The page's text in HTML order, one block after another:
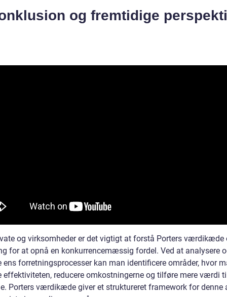
og fremtidige
og virksomheder er det vigtigt at forstå Porters værdikæde
for at opnå en konkurrencemæssig fordel. Ved at analysere
ens forretningsprocesser kan man identificere områder, hvor
effektiviteten, reducere omkostningerne og tilføre mere værdi
Porters værdikæde giver et struktureret framework for denne